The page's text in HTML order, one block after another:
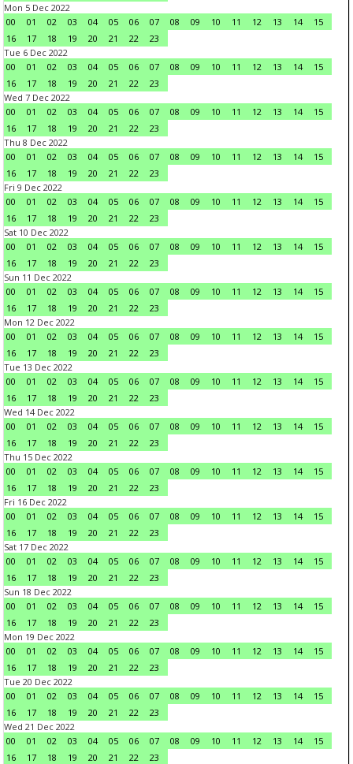
Mon 5 Dec 2022
00
01 02 03 04 05 06 07 08 09 10 11 12 13 14
15
16
17 18 19 20 21 22
23
Tue 6 Dec 2022
00
01 02 03 04 05 06 07 08 09 10 11 12 13 14
15
16
17 18 19 20 21 22
23
Wed 7 Dec 2022
00
01 02 03 04 05 06 07 08 09 10 11 12 13 14
15
16
17 18 19 20 21 22
23
Thu 8 Dec 2022
00
01 02 03 04 05 06 07 08 09 10 11 12 13 14
15
16
17 18 19 20 21 22
23
Fri 9 Dec 2022
00
01 02 03 04 05 06 07 08 09 10 11 12 13 14
15
16
17 18 19 20 21 22
23
Sat 10 Dec 2022
00
01 02 03 04 05 06 07 08 09 10 11 12 13 14
15
16
17 18 19 20 21 22
23
Sun 11 Dec 2022
00
01 02 03 04 05 06 07 08 09 10 11 12 13 14
15
16
17 18 19 20 21 22
23
Mon 12 Dec 2022
00
01 02 03 04 05 06 07 08 09 10 11 12 13 14
15
16
17 18 19 20 21 22
23
Tue 13 Dec 2022
00
01 02 03 04 05 06 07 08 09 10 11 12 13 14
15
16
17 18 19 20 21 22
23
Wed 14 Dec 2022
00
01 02 03 04 05 06 07 08 09 10 11 12 13 14
15
16
17 18 19 20 21 22
23
Thu 15 Dec 2022
00
01 02 03 04 05 06 07 08 09 10 11 12 13 14
15
16
17 18 19 20 21 22
23
Fri 16 Dec 2022
00
01 02 03 04 05 06 07 08 09 10 11 12 13 14
15
16
17 18 19 20 21 22
23
Sat 17 Dec 2022
00
01 02 03 04 05 06 07 08 09 10 11 12 13 14
15
16
17 18 19 20 21 22
23
Sun 18 Dec 2022
00
01 02 03 04 05 06 07 08 09 10 11 12 13 14
15
16
17 18 19 20 21 22
23
Mon 19 Dec 2022
00
01 02 03 04 05 06 07 08 09 10 11 12 13 14
15
16
17 18 19 20 21 22
23
Tue 20 Dec 2022
00
01 02 03 04 05 06 07 08 09 10 11 12 13 14
15
16
17 18 19 20 21 22
23
Wed 21 Dec 2022
00
01 02 03 04 05 06 07 08 09 10 11 12 13 14
15
16
17 18 19 20 21 22
23